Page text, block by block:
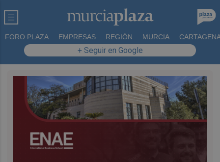
FORO PLAZA EMPRESAS REGIÓN MURCIA
+ Seguir en Google